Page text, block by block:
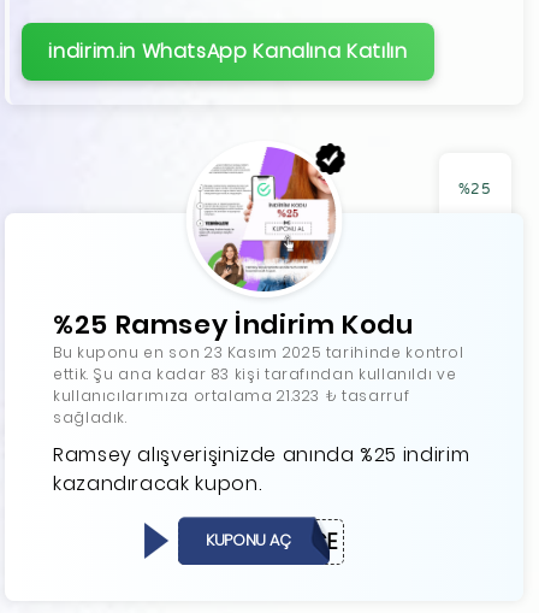
indirim.in WhatsApp Kanalına Katılın
%25
%25 Ramsey İndirim Kodu
Bu kuponu en son 23 Kasım 2025 tarihinde kontrol
ettik. Şu ana kadar 83 kişi tarafından kullanıldı ve
kullanıcılarımıza ortalama 21.323 ₺ tasarruf
sağladık.
Ramsey alışverişinizde anında %25 indirim
kazandıracak kupon.
GECE
KUPONU AÇ